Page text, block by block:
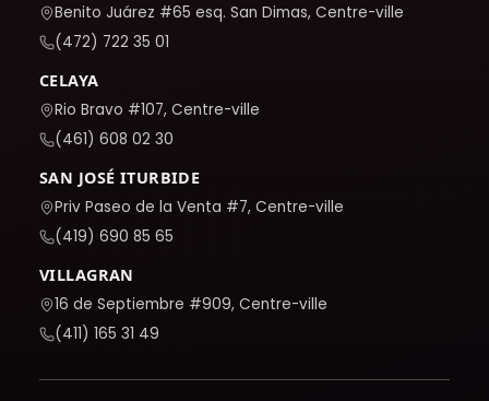
Benito Juárez #65 esq. San Dimas, Centre-ville
(472) 722 35 01
CELAYA
Rio Bravo #107, Centre-ville
(461) 608 02 30
SAN JOSÉ ITURBIDE
Priv Paseo de la Venta #7, Centre-ville
(419) 690 85 65
VILLAGRAN
16 de Septiembre #909, Centre-ville
(411) 165 31 49